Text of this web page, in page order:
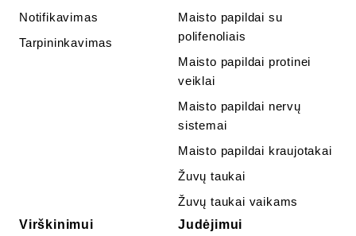
Notifikavimas
Tarpininkavimas
Maisto papildai su
polifenoliais
Maisto papildai protinei
veiklai
Maisto papildai nervų
sistemai
Maisto papildai kraujotakai
Žuvų taukai
Žuvų taukai vaikams
Virškinimui
Judėjimui